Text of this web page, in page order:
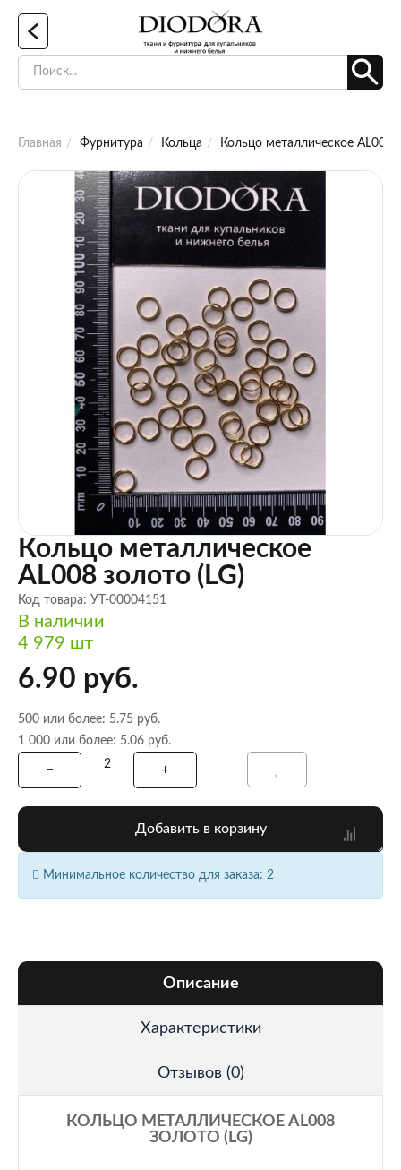
Главная Фурнитура Кольца Кольцо металлическое AL008
Кольцо металлическое
AL008 золото (LG)
Код товара: УТ-00004151
В наличии
4 979 шт
6.90 руб.
500 или более: 5.75 руб.
1 000 или более: 5.06 руб.
Добавить в корзину
Минимальное количество для заказа: 2
Описание
Характеристики
Отзывов (0)
КОЛЬЦО МЕТАЛЛИЧЕСКОЕ AL008
ЗОЛОТО (LG)